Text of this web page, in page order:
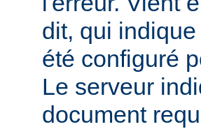
dit, qui
été configuré
Le serveur
document